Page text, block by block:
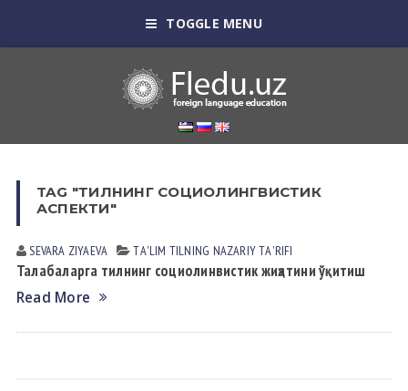
TOGGLE MENU
TAG "ТИЛНИНГ СОЦИОЛИНГВИСТИК
АСПЕКТИ"
SEVARA ZIYAEVА TА'LIM TILNING NАZАRIY TА'RIFI
Талабаларга тилнинг социолинвистик жиҳатини ўқитиш
Read More